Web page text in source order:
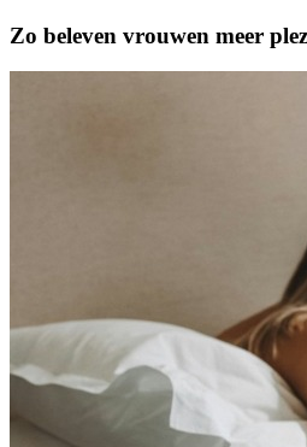
Zo beleven vrouwen meer